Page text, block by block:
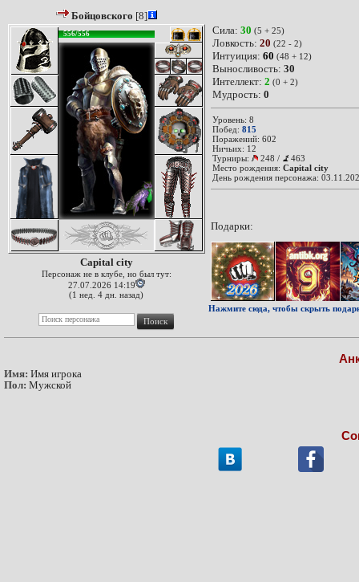
Бойцовского [8]
556/556
Capital city
Персонаж не в клубе, но был тут:
27.07.2026 14:19
(1 нед. 4 дн. назад)
Сила: 30 (5 + 25)
Ловкость: 20 (22 - 2)
Интуиция: 60 (48 + 12)
Выносливость: 30
Интеллект: 2 (0 + 2)
Мудрость: 0
Уровень: 8
Побед: 815
Поражений: 602
Ничьих: 12
Турниры:
248 /
463
Место рождения: Capital city
День рождения персонажа:
Подарки:
Нажмите сюда, чтобы скрыть
Имя: Имя игрока
Пол: Мужской